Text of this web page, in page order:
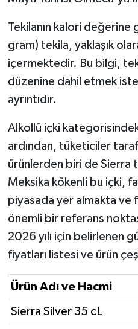
Tekilanın kalori
gram) tekila, yaklaşık
içermektedir. Bu bilgi,
düzenine dahil etmek
ayrıntıdır.
Alkollü içki
ardından, tüketiciler
ürünlerden biri de Sierra
Meksika kökenli bu içki,
piyasada yer almakta ve
önemli bir referans
2026 yılı için belirlenen
fiyatları listesi ve ürün
Ürün Adı ve Hacmi
Sierra Silver 35 cL